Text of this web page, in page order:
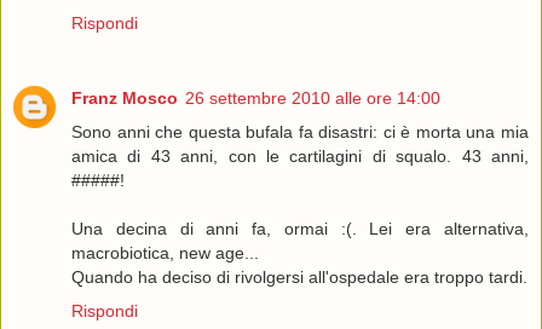
Rispondi
Franz Mosco 26 settembre 2010 alle ore 14:00
Sono anni che questa bufala fa disastri: ci è morta una mia
amica di 43 anni, con le cartilagini di squalo. 43 anni,
#####!
Una decina di anni fa, ormai :(. Lei era alternativa,
macrobiotica, new age...
Quando ha deciso di rivolgersi all'ospedale era troppo tardi.
Rispondi